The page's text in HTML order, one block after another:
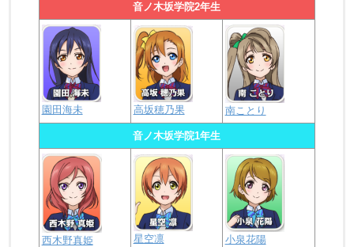
音ノ木坂学院2年生
園田海未 高坂穂乃果 南ことり
音ノ木坂学院1年生
西木野真姫 星空凛 小泉花陽